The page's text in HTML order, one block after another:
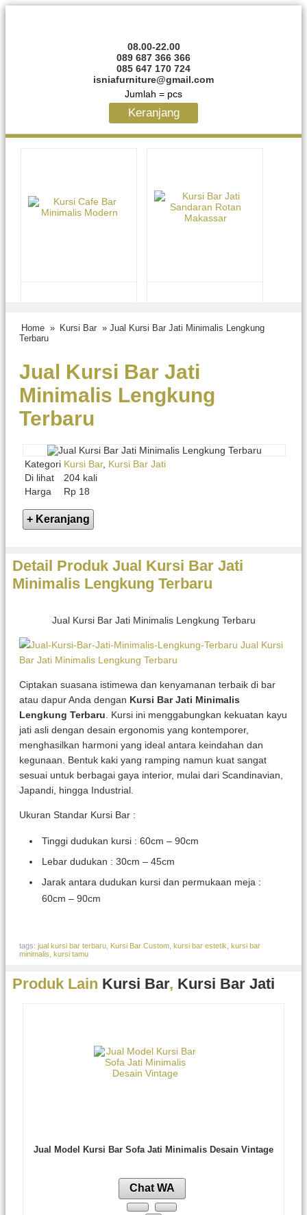
08.00-22.00
089 687 366 366
085 647 170 724
isniafurniture@gmail.com
Jumlah = pcs
Keranjang
Home » Kursi Bar » Jual Kursi Bar Jati Minimalis Lengkung
Terbaru
Jual Kursi Bar Jati
Minimalis Lengkung
Terbaru
Kategori Kursi Bar, Kursi Bar Jati
Di lihat
204 kali
Harga
Rp 18
Detail Produk Jual Kursi Bar Jati
Minimalis Lengkung Terbaru
Jual Kursi Bar Jati Minimalis Lengkung Terbaru
Ciptakan suasana istimewa dan kenyamanan terbaik di bar
atau dapur Anda dengan Kursi Bar Jati Minimalis
Lengkung Terbaru . Kursi ini menggabungkan kekuatan kayu
jati asli dengan desain ergonomis yang kontemporer,
menghasilkan harmoni yang ideal antara keindahan dan
kegunaan. Bentuk kaki yang ramping namun kuat sangat
sesuai untuk berbagai gaya interior, mulai dari Scandinavian,
Japandi, hingga Industrial.
Ukuran Standar Kursi Bar :
Tinggi dudukan kursi : 60cm – 90cm
Lebar dudukan : 30cm – 45cm
Jarak antara dudukan kursi dan permukaan meja :
60cm – 90cm
tags: jual kursi bar terbaru Kursi Bar Custom kursi bar estetik kursi bar
minimalis kursi tamu
Produk Lain Kursi Bar, Kursi Bar Jati
Jual Model Kursi Bar Sofa Jati Minimalis Desain Vintage
Chat WA